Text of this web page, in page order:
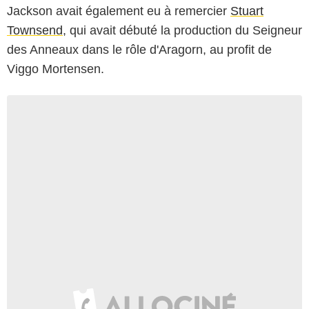
Jackson avait également eu à remercier Stuart
Townsend, qui avait débuté la production du Seigneur
des Anneaux dans le rôle d'Aragorn, au profit de
Viggo Mortensen.